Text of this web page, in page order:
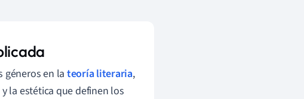
géneros en la teoría literaria,
la estética que definen los